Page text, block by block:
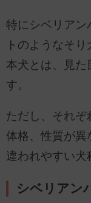
特にシベリアン
トのようなそ
本犬とは、見た
す。
ただし、それぞ
体格、性質が異
違われやすい犬
シベリアン